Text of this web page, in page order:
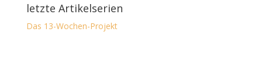
letzte Artikelserien
Das 13-Wochen-Projekt